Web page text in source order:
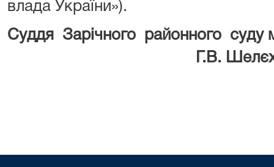
влада України»).
Суддя Зарічного районного суду
Г.В.